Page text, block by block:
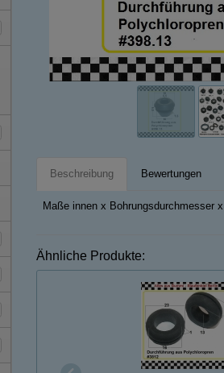
Beschreibung Bewertungen
Maße innen x Bohrungsdurchmesser
Ähnliche Produkte: